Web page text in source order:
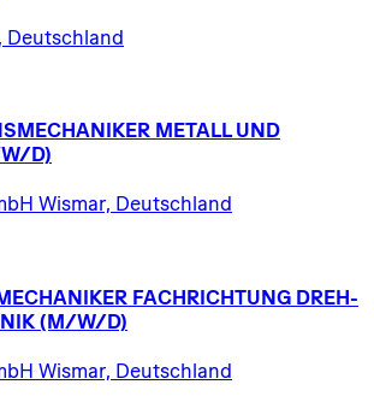
Deutschland
METALL UND
D)
Wismar, Deutschland
FACHRICHTUNG DREH-
(M/W/D)
Wismar, Deutschland